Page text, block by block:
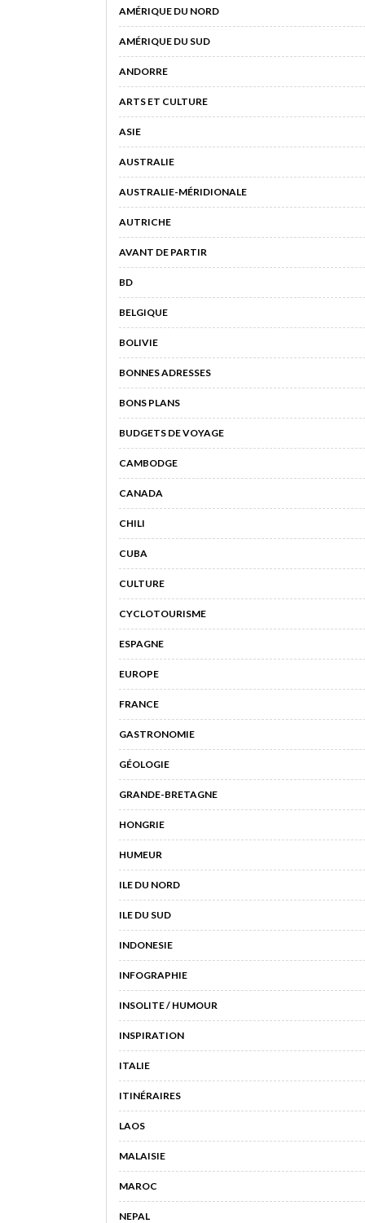
AMÉRIQUE DU NORD
AMÉRIQUE DU SUD
ANDORRE
ARTS ET CULTURE
ASIE
AUSTRALIE
AUSTRALIE-MÉRIDIONALE
AUTRICHE
AVANT DE PARTIR
BD
BELGIQUE
BOLIVIE
BONNES ADRESSES
BONS PLANS
BUDGETS DE VOYAGE
CAMBODGE
CANADA
CHILI
CUBA
CULTURE
CYCLOTOURISME
ESPAGNE
EUROPE
FRANCE
GASTRONOMIE
GÉOLOGIE
GRANDE-BRETAGNE
HONGRIE
HUMEUR
ILE DU NORD
ILE DU SUD
INDONESIE
INFOGRAPHIE
INSOLITE / HUMOUR
INSPIRATION
ITALIE
ITINÉRAIRES
LAOS
MALAISIE
MAROC
NEPAL